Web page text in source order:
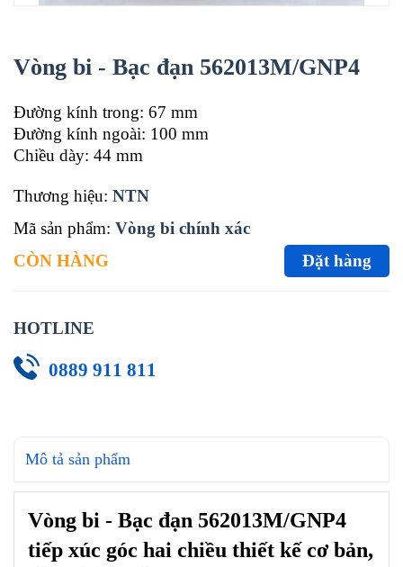
Vòng bi - Bạc đạn 562013M/GNP4
Đường kính trong: 67 mm
Đường kính ngoài: 100 mm
Chiều dày: 44 mm
Thương hiệu: NTN
Mã sản phẩm: Vòng bi chính xác
CÒN HÀNG
Đặt hàng
HOTLINE
0889 911 811
Mô tả sản phẩm
Vòng bi - Bạc đạn 562013M/GNP4
tiếp xúc góc hai chiều thiết kế cơ bản,